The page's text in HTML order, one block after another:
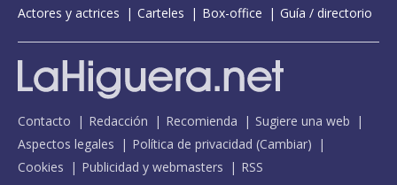
Actores y actrices
Carteles Box-office Guía / directorio
Contacto Redacción Recomienda
Sugiere una web
Aspectos legales
Política de privacidad (Cambiar)
Cookies
Publicidad y webmasters RSS